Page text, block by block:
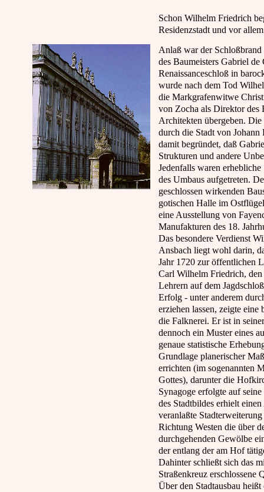
Schon Wilhelm Friedrich
Residenzstadt und vor
Anlaß war der
des Baumeisters Gabriel
Renaissanceschloß in
wurde nach dem Tod
die Markgrafenwitwe
von Zocha als Direktor des
Architekten übergeben.
durch die Stadt von Johann
damit begründet, daß
Strukturen und andere
Jedenfalls waren
des Umbaus aufgetreten.
geschlossen wirkenden
gotischen Halle im
eine Ausstellung von
Manufakturen des 18.
Das besondere Verdienst
Ansbach liegt wohl darin,
Jahr 1720 zur öffentlichen
Carl Wilhelm Friedrich,
Lehrern auf dem
Erfolg - unter anderem
erziehen lassen, zeigte
die Falknerei. Er ist in
dennoch ein Muster eines
genaue statistische
Grundlage planerischer
errichten (im sogenannten
Gottes), darunter die
Synagoge erfolgte auf
des Stadtbildes erhielt
veranlaßte
Richtung Westen die über
durchgehenden Gewölbe
der entlang der am Hof
Dahinter schließt sich das
Straßenkreuz erschlossene
Über den Stadtausbau